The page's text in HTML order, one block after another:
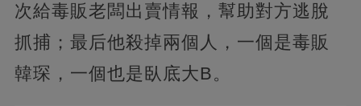
次給毒販老闆出賣情報，幫助對方逃脫
抓捕；最后他殺掉兩個人，一個是毒販
韓琛，一個也是臥底大B。